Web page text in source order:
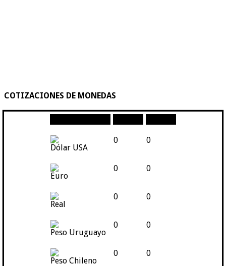
COTIZACIONES DE MONEDAS
Dólar USA
0 0
Euro
0 0
Real
0 0
Peso Uruguayo
0 0
Peso Chileno
0 0